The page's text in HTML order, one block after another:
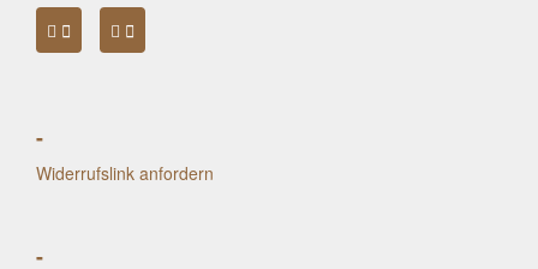
-
Widerrufslink anfordern
-